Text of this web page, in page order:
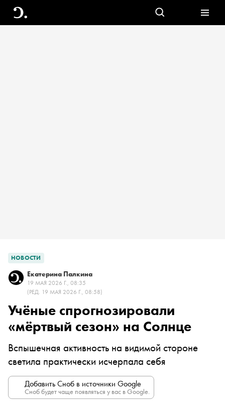
НОВОСТИ
Екатерина Палкина
19 МАЯ 2026 Г., 08:35
(РЕД. 19 МАЯ 2026 Г., 08:58)
Учёные спрогнозировали
«мёртвый сезон» на Солнце
Вспышечная активность на видимой стороне
светила практически исчерпала себя
Добавить Сноб в источники Google
Сноб будет чаще появляться у вас в Google.